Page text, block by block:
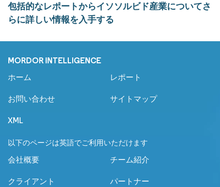
包括的なレポートからイソソルビド産業についてさ
らに詳しい情報を入手する
MORDOR INTELLIGENCE
ホーム レポート
お問い合わせ サイトマップ
XML
以下のページは英語でご利用いただけます
会社概要 チーム紹介
クライアント パートナー